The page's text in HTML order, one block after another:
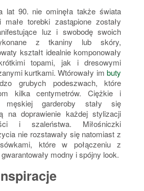
lat 90. nie ominęła także świata
torebki zastąpione zostały
luz i swobodę swoich
z tkaniny lub skóry,
kształt idealnie komponowały
topami, jak i dresowymi
kurtkami. Wtórowały imbuty
grubych podeszwach, które
kilka centymetrów. Ciężkie i
męskiej garderoby stały się
na doprawienie każdej stylizacji
i szaleństwa. Miłośniczki
nie rozstawały się natomiast z
które w połączeniu z
modny i spójny look.